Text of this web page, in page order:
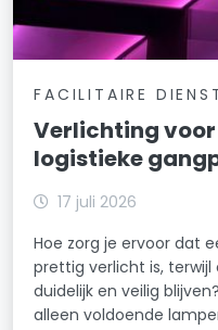
FACILITAIRE
Verlichting
logistieke
17 juli 2026
Hoe zorg je ervoor dat
prettig verlicht is,
duidelijk en veilig
alleen voldoende